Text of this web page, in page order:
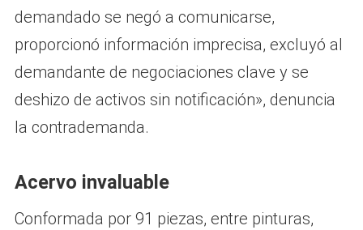
demandado se negó a comunicarse,
proporcionó información imprecisa, excluyó al
demandante de negociaciones clave y se
deshizo de activos sin notificación», denuncia
la contrademanda.
Acervo invaluable
Conformada por 91 piezas, entre pinturas,